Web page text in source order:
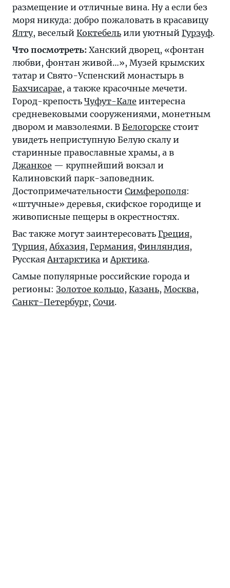
размещение и отличные вина. Ну а если без
моря никуда: добро пожаловать в красавицу
Ялту, веселый Коктебель или уютный Гурзуф.
Что посмотреть: Ханский дворец, «фонтан
любви, фонтан живой…», Музей крымских
татар и Свято-Успенский монастырь в
Бахчисарае, а также красочные мечети.
Город-крепость Чуфут-Кале интересна
средневековыми сооружениями, монетным
двором и мавзолеями. В Белогорске стоит
увидеть неприступную Белую скалу и
старинные православные храмы, а в
Джанкое — крупнейший вокзал и
Калиновский парк-заповедник.
Достопримечательности Симферополя:
«штучные» деревья, скифское городище и
живописные пещеры в окрестностях.
Вас также могут заинтересовать Греция,
Турция, Абхазия, Германия, Финляндия,
Русская Антарктика и Арктика.
Самые популярные российские города и
регионы: Золотое кольцо, Казань, Москва,
Санкт-Петербург, Сочи.